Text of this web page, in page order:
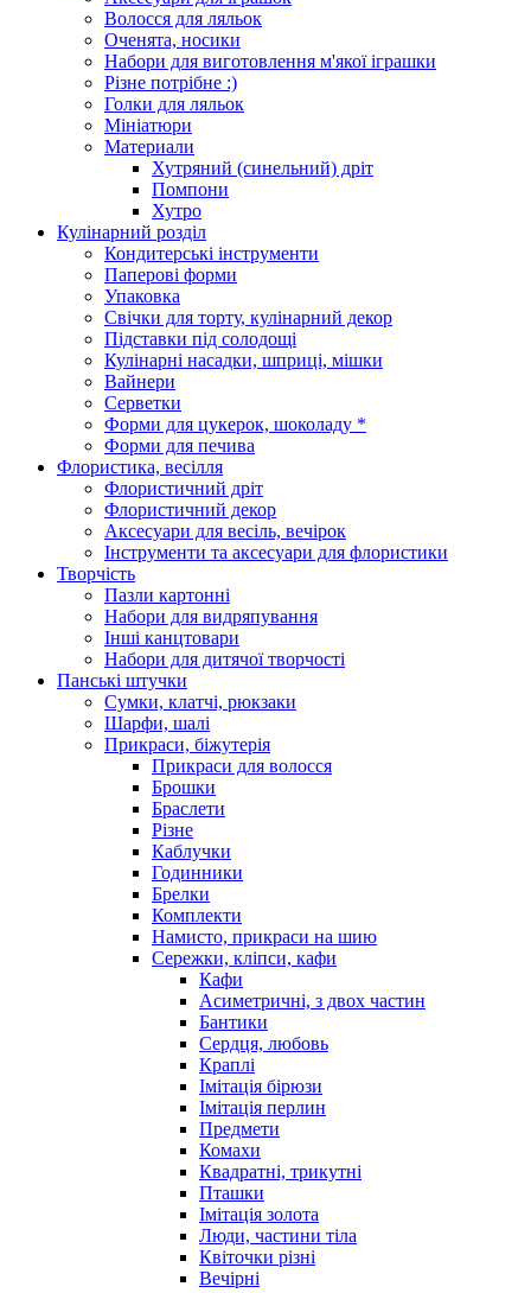
Волосся для ляльок
Оченята, носики
Набори для виготовлення м'якої іграшки
Різне потрібне :)
Голки для ляльок
Мініатюри
Материали
Хутряний (синельний) дріт
Помпони
Хутро
Кулінарний розділ
Кондитерські інструменти
Паперові форми
Упаковка
Свічки для торту, кулінарний декор
Підставки під солодощі
Кулінарні насадки, шприці, мішки
Вайнери
Серветки
Форми для цукерок, шоколаду *
Форми для печива
Флористика, весілля
Флористичний дріт
Флористичний декор
Аксесуари для весіль, вечірок
Інструменти та аксесуари для флористики
Творчість
Пазли картонні
Набори для видряпування
Інші канцтовари
Набори для дитячої творчості
Панські штучки
Сумки, клатчі, рюкзаки
Шарфи, шалі
Прикраси, біжутерія
Прикраси для волосся
Брошки
Браслети
Різне
Каблучки
Годинники
Брелки
Комплекти
Намисто, прикраси на шию
Сережки, кліпси, кафи
Кафи
Асиметричні, з двох частин
Бантики
Сердця, любовь
Краплі
Імітація бірюзи
Імітація перлин
Предмети
Комахи
Квадратні, трикутні
Пташки
Імітація золота
Люди, частини тіла
Квіточки різні
Вечірні